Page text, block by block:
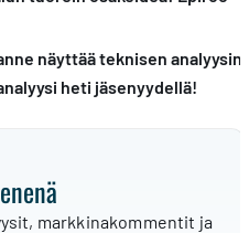
näyttää teknisen analyysin
heti jäsenyydellä!
markkinakommentit ja